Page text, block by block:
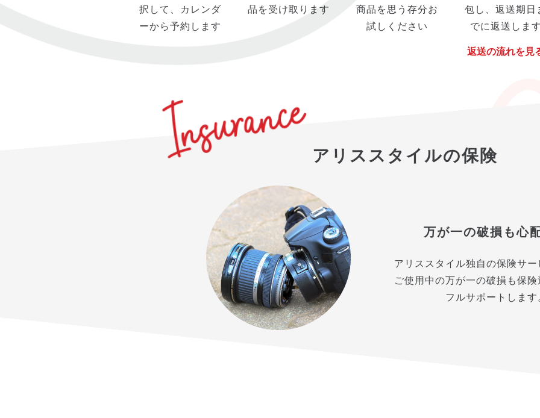
択して、カレンダ
ーから予約します
品を受け取ります
商品を思う存分お
試しください
包し、返送期日
でに返送しま
返送の流れを見
アリススタイルの保険
万が一の破損も心
アリススタイル独自の保険サ
ご使用中の万が一の破損も保
フルサポートします